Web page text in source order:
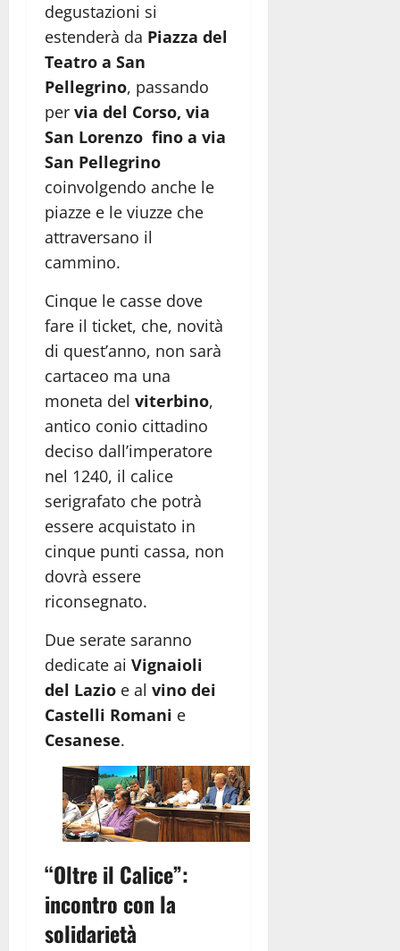
degustazioni si
estenderà da Piazza del
Teatro a San
Pellegrino, passando
per via del Corso, via
San Lorenzo fino a via
San Pellegrino
coinvolgendo anche le
piazze e le viuzze che
attraversano il
cammino.
Cinque le casse dove
fare il ticket, che, novità
di quest’anno, non sarà
cartaceo ma una
moneta del viterbino,
antico conio cittadino
deciso dall’imperatore
nel 1240, il calice
serigrafato che potrà
essere acquistato in
cinque punti cassa, non
dovrà essere
riconsegnato.
Due serate saranno
dedicate ai Vignaioli
del Lazio e al vino dei
Castelli Romani e
Cesanese.
“Oltre il Calice”:
incontro con la
solidarietà